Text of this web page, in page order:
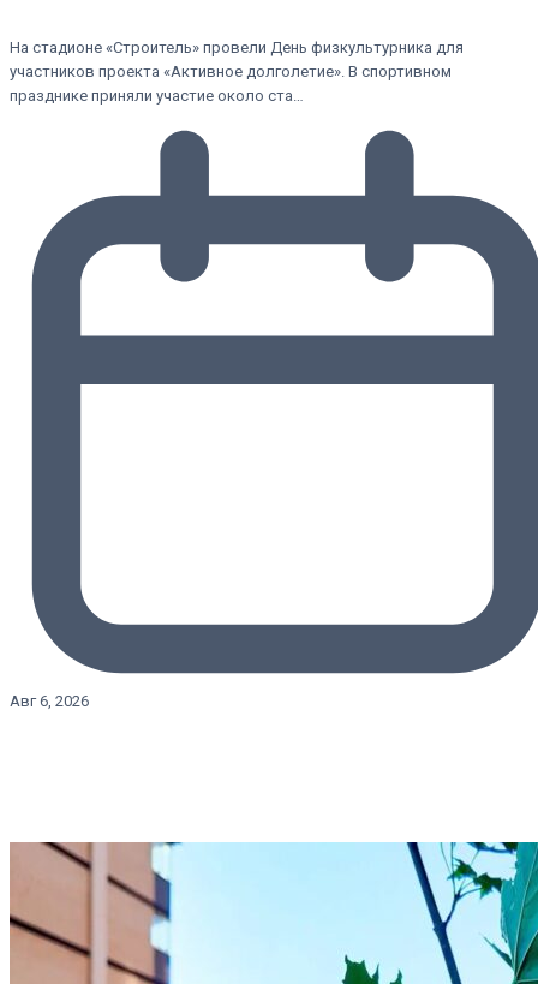
На стадионе «Строитель» провели День физкультурника для
участников проекта «Активное долголетие». В спортивном
празднике приняли участие около ста…
Авг 6, 2026